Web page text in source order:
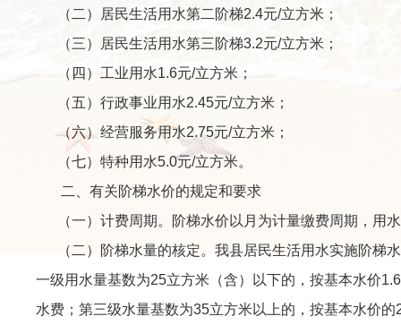
（二）居民生活用水第二阶梯2.4元/立方米；
（三）居民生活用水第三阶梯3.2元/立方米；
（四）工业用水1.6元/立方米；
（五）行政事业用水2.45元/立方米；
（六）经营服务用水2.75元/立方米；
（七）特种用水5.0元/立方米。
二、有关阶梯水价的规定和要求
（一）计费周期。阶梯水价以月为计量缴费周期，用
（二）阶梯水量的核定。我县居民生活用水实施阶梯
一级用水量基数为25立方米（含）以下的，按基本水价
水费；第三级水量基数为35立方米以上的，按基本水价